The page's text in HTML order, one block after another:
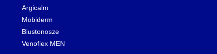
Argicalm
Mobiderm
Biustonosze
Venoflex MEN